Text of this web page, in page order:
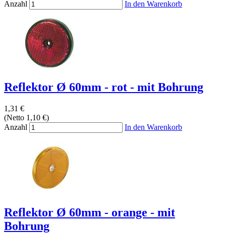
Anzahl
In den Warenkorb
Reflektor Ø 60mm - rot - mit Bohrung
1,31 €
(Netto 1,10 €)
Anzahl
In den Warenkorb
Reflektor Ø 60mm - orange - mit
Bohrung